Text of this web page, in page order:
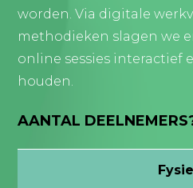
worden. Via digitale
methodieken slagen we
online sessies interactief
houden.
AANTAL